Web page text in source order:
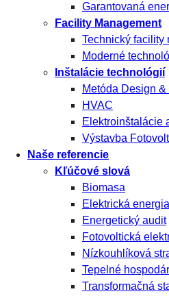
Garantovaná
Facility Management
Technický facility
Moderné
Inštalácie technológií
Metóda Design &
HVAC
Elektroinštalácie
Výstavba
Naše referencie
Kľúčové slová
Biomasa
Elektrická energia
Energetický audit
Fotovoltická
Nízkouhlíková
Tepelné
Transformačná